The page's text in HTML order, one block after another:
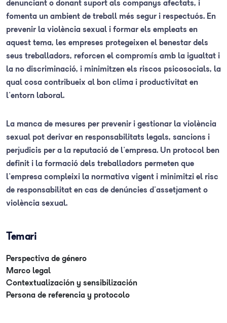
denunciant o donant suport als companys afectats, i
fomenta un ambient de treball més segur i respectuós. En
prevenir la violència sexual i formar els empleats en
aquest tema, les empreses protegeixen el benestar dels
seus treballadors, reforcen el compromís amb la igualtat i
la no discriminació, i minimitzen els riscos psicosocials, la
qual cosa contribueix al bon clima i productivitat en
l'entorn laboral.
La manca de mesures per prevenir i gestionar la violència
sexual pot derivar en responsabilitats legals, sancions i
perjudicis per a la reputació de l'empresa. Un protocol ben
definit i la formació dels treballadors permeten que
l'empresa compleixi la normativa vigent i minimitzi el risc
de responsabilitat en cas de denúncies d'assetjament o
violència sexual.
Temari
Perspectiva de género
Marco legal
Contextualización y sensibilización
Persona de referencia y protocolo